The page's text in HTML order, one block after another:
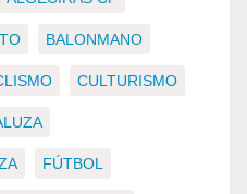
BALONMANO
CULTURISMO
FÚTBOL